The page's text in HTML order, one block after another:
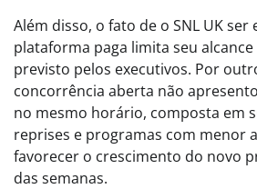
Além disso, o fato de o SNL UK ser
plataforma paga limita seu
previsto pelos executivos. Por
concorrência aberta não
no mesmo horário, composta em
reprises e programas com menor
favorecer o crescimento do novo
das semanas.